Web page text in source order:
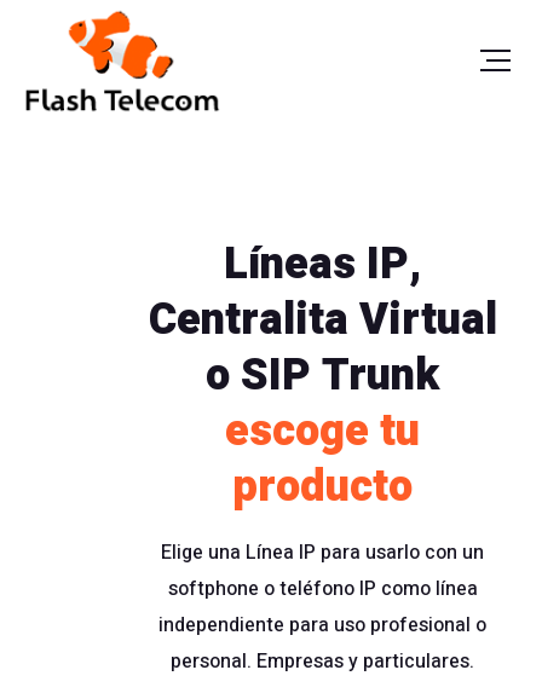
Líneas IP,
Centralita Virtual
o SIP Trunk
escoge tu
producto
Elige una Línea IP para usarlo con un
softphone o teléfono IP como línea
independiente para uso profesional o
personal. Empresas y particulares.